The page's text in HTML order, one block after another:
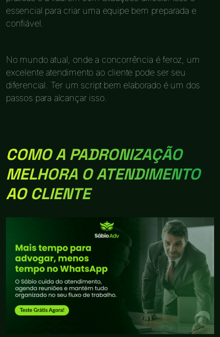
essencial para criar uma equipe bem preparada e
confiável.
No mundo atual, onde a concorrência é feroz, um
excelente atendimento ao cliente pode ser seu
diferencial. Ter um script bem elaborado é um dos
passos para alcançar isso.
COMO A PADRONIZAÇÃO
MELHORA O ATENDIMENTO
AO CLIENTE